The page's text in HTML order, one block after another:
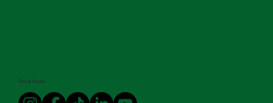
Social Media